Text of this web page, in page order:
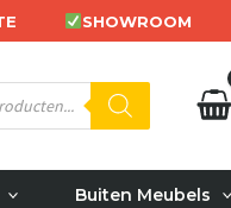
SHOWROOM
Buiten Meubels